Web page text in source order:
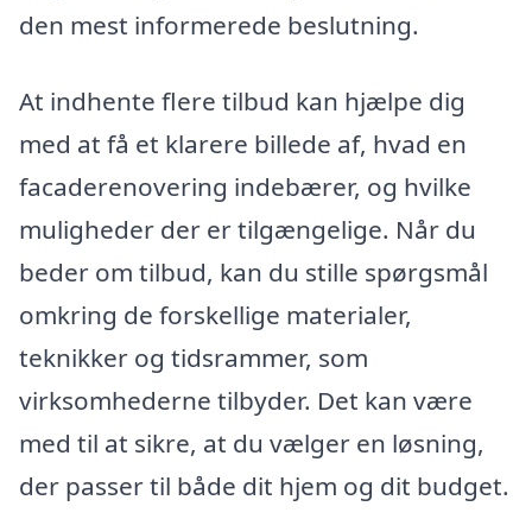
den mest informerede beslutning.
At indhente flere tilbud kan hjælpe dig
med at få et klarere billede af, hvad en
facaderenovering indebærer, og hvilke
muligheder der er tilgængelige. Når du
beder om tilbud, kan du stille spørgsmål
omkring de forskellige materialer,
teknikker og tidsrammer, som
virksomhederne tilbyder. Det kan være
med til at sikre, at du vælger en løsning,
der passer til både dit hjem og dit budget.